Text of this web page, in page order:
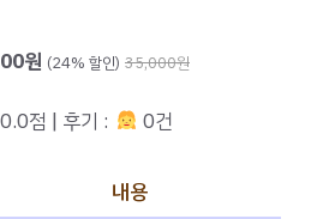
원 (24% 할인) 35,000원
점 | 후기 : 0건
내용